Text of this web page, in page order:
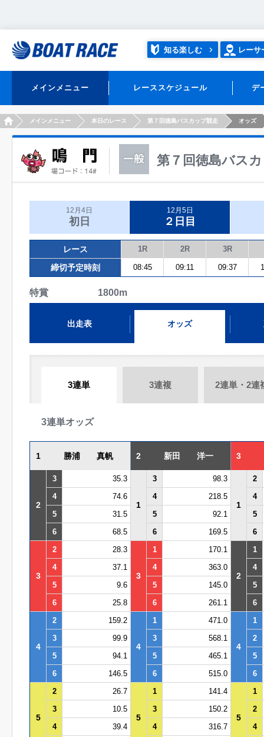
知る楽しむ レーサ
メインメニュー レーススケジュール デ
HOMEメインメニュー 本日のレース 第７回徳島バスカップ競走 オッズ
第７回徳島バス
12月4日
初日
12月5日
２日目
レース 1R 2R 3R
締切予定時刻 08:45 09:11 09:37
特賞 1800m
出走表 オッズ
3連単 3連複 2連単・2連
3連単オッズ
1 勝浦 真帆 2 新田 洋一 3
2
3 35.3
1
3 98.3
1
2
4
74.6 4 218.5
4
5
31.5 5 92.1
5
6
68.5 6 169.5 6
3
2 28.3
3
1 170.1
2
1
4
37.1 4 363.0
4
5
9.6 5 145.0
5
6
25.8 6 261.1 6
4
2 159.2
4
1 471.0
4
1
3
99.9 3 568.1
2
5
94.1 5 465.1
5
6
146.5 6 515.0 6
5
2 26.7
5
1 141.4
5
1
3
10.5 3 150.2
2
4
39.4 4 316.7
4